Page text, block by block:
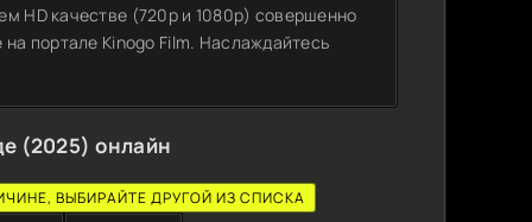
HD качестве (720p и 1080p) совершенно
портале Kinogo Film. Наслаждайтесь
(2025) онлайн
ВЫБИРАЙТЕ ДРУГОЙ ИЗ СПИСКА